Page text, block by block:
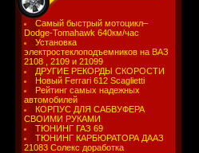
Самый быстрый мотоцикл–
Dodge-Tomahawk 640км/час
Установка
электростеклоподъемников на ВАЗ
2108 , 2109 и 21099
ДРУГИЕ РЕКОРДЫ СКОРОСТИ
Новый Ferrari 612 Scaglietti
Рейтинг самых надежных
автомобилей
КОРПУС ДЛЯ САБВУФЕРА
СВОИМИ РУКАМИ
ТЮНИНГ ГАЗ 69
ТЮНИНГ КАРБЮРАТОРА ДААЗ
21083 Солекс доработка